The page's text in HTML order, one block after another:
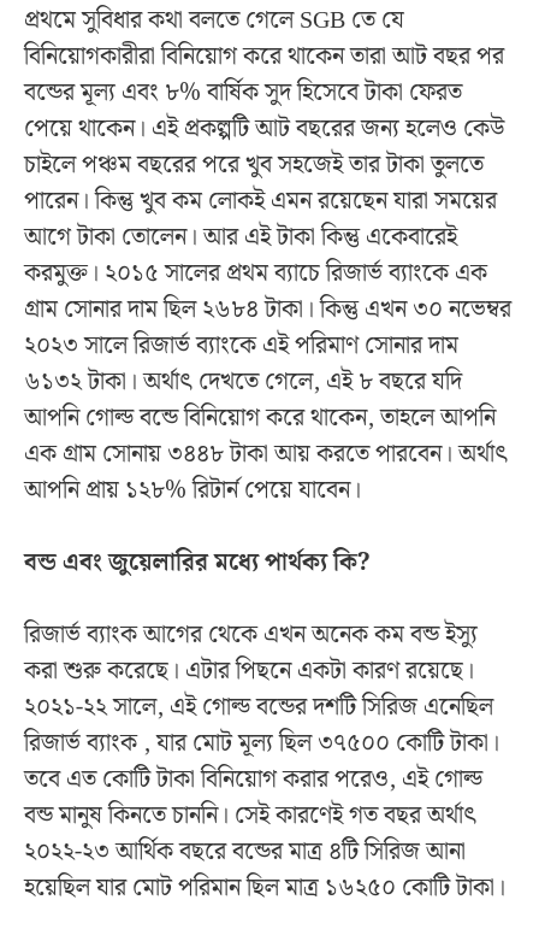
প্রথমে সুবিধার কথা বলতে গেলে SGB তে যে
বিনিয়োগকারীরা বিনিয়োগ করে থাকেন তারা আট বছর পর
বন্ডের মূল্য এবং ৮% বার্ষিক সুদ হিসেবে টাকা ফেরত
পেয়ে থাকেন। এই প্রকল্পটি আট বছরের জন্য হলেও কেউ
চাইলে পঞ্চম বছরের পরে খুব সহজেই তার টাকা তুলতে
পারেন। কিন্তু খুব কম লোকই এমন রয়েছেন যারা সময়ের
আগে টাকা তোলেন। আর এই টাকা কিন্তু একেবারেই
করমুক্ত। ২০১৫ সালের প্রথম ব্যাচে রিজার্ভ ব্যাংকে এক
গ্রাম সোনার দাম ছিল ২৬৮৪ টাকা। কিন্তু এখন ৩০ নভেম্বর
২০২৩ সালে রিজার্ভ ব্যাংকে এই পরিমাণ সোনার দাম
৬১৩২ টাকা। অর্থাৎ দেখতে গেলে, এই ৮ বছরে যদি
আপনি গোল্ড বন্ডে বিনিয়োগ করে থাকেন, তাহলে আপনি
এক গ্রাম সোনায় ৩৪৪৮ টাকা আয় করতে পারবেন। অর্থাৎ
আপনি প্রায় ১২৮% রিটার্ন পেয়ে যাবেন।
বন্ড এবং জুয়েলারির মধ্যে পার্থক্য কি?
রিজার্ভ ব্যাংক আগের থেকে এখন অনেক কম বন্ড ইস্যু
করা শুরু করেছে। এটার পিছনে একটা কারণ রয়েছে।
২০২১-২২ সালে, এই গোল্ড বন্ডের দশটি সিরিজ এনেছিল
রিজার্ভ ব্যাংক , যার মোট মূল্য ছিল ৩৭৫০০ কোটি টাকা।
তবে এত কোটি টাকা বিনিয়োগ করার পরেও, এই গোল্ড
বন্ড মানুষ কিনতে চাননি। সেই কারণেই গত বছর অর্থাৎ
২০২২-২৩ আর্থিক বছরে বন্ডের মাত্র ৪টি সিরিজ আনা
হয়েছিল যার মোট পরিমান ছিল মাত্র ১৬২৫০ কোটি টাকা।